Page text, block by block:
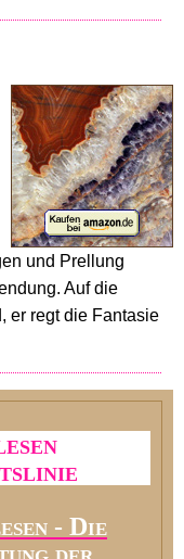
und Prellung
Auf die
er regt die Fantasie
- Die